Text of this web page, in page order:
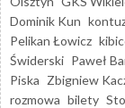
Dominik Kun
Pelikan Łowicz
Świderski Paweł
Piska Zbigniew
rozmowa bilety